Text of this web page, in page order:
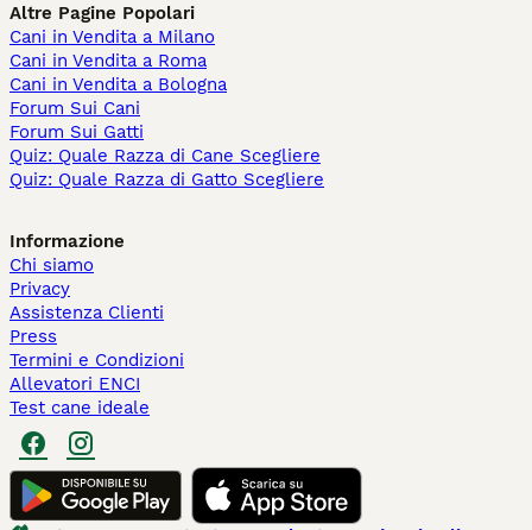
Altre Pagine Popolari
Cani in Vendita a Milano
Cani in Vendita a Roma
Cani in Vendita a Bologna
Forum Sui Cani
Forum Sui Gatti
Quiz: Quale Razza di Cane Scegliere
Quiz: Quale Razza di Gatto Scegliere
Informazione
Chi siamo
Privacy
Assistenza Clienti
Press
Termini e Condizioni
Allevatori ENCI
Test cane ideale